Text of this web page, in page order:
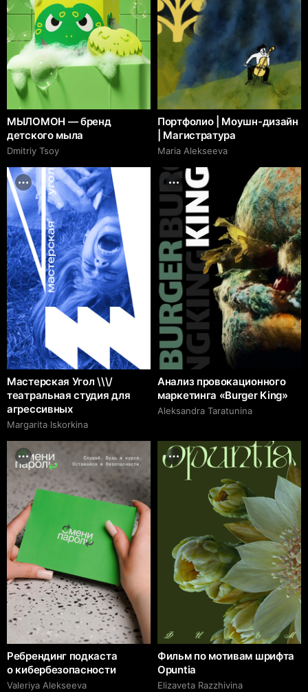
МЫЛОМОН — бренд
детского мыла
Dmitriy Tsoy
Портфолио | Моушн-дизайн
| Магистратура
Maria Alekseeva
Мастерская Угол \\\/
театральная студия для
агрессивных
Margarita Iskorkina
Анализ провокационного
маркетинга «Burger King»
Aleksandra Taratunina
Ребрендинг подкаста
о кибербезопасности
Valeriya Alekseeva
Фильм по мотивам шрифта
Opuntia
Elizaveta Razzhivina